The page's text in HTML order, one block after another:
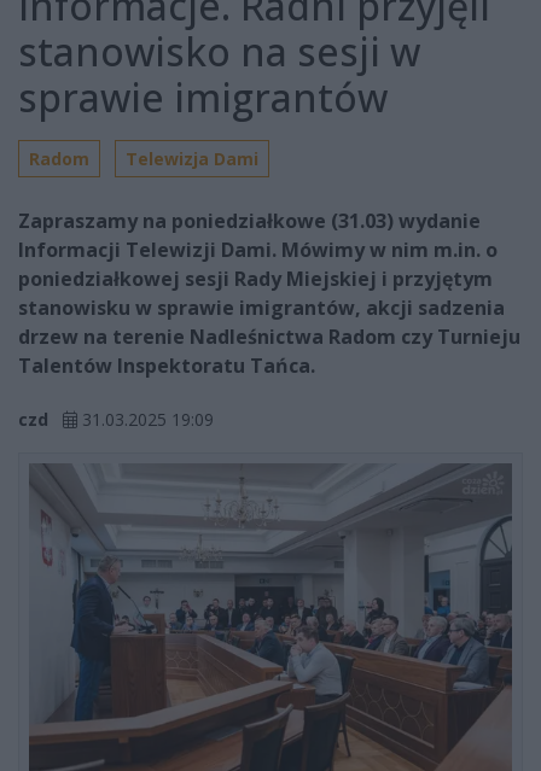
stanowisko na sesji w
sprawie imigrantów
Radom Telewizja Dami
Zapraszamy na poniedziałkowe (31.03) wydanie
Informacji Telewizji Dami. Mówimy w nim m.in. o
poniedziałkowej sesji Rady Miejskiej i przyjętym
stanowisku w sprawie imigrantów, akcji sadzenia
drzew na terenie Nadleśnictwa Radom czy Turnieju
Talentów Inspektoratu Tańca.
czd 31.03.2025 19:09